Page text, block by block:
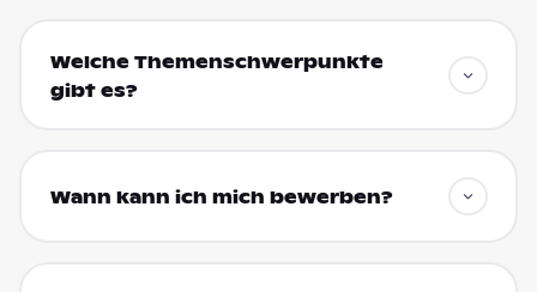
Welche Themenschwerpunkte
gibt es?
Wann kann ich mich bewerben?